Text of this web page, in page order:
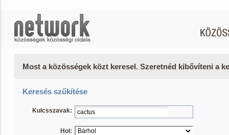
Most a közösségek közt keresel. Szeretnéd kibővíteni a
Keresés szűkítése
Kulcsszavak:
Hol: